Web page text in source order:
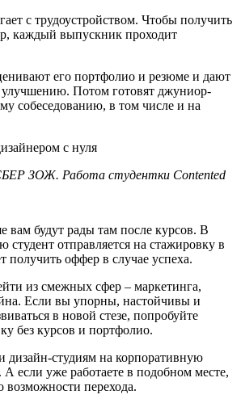
с трудоустройством. Чтобы получить
каждый выпускник проходит
его портфолио и резюме и дают
Потом готовят джуниор-
собеседованию, в том числе и на
ЗОЖ. Работа студентки Contented
вам будут рады там после курсов. В
студент отправляется на стажировку в
оффер в случае успеха.
из смежных сфер – маркетинга,
Если вы упорны, настойчивы и
в новой стезе, попробуйте
без курсов и портфолио.
студиям на корпоративную
если уже работаете в подобном месте,
возможности перехода.